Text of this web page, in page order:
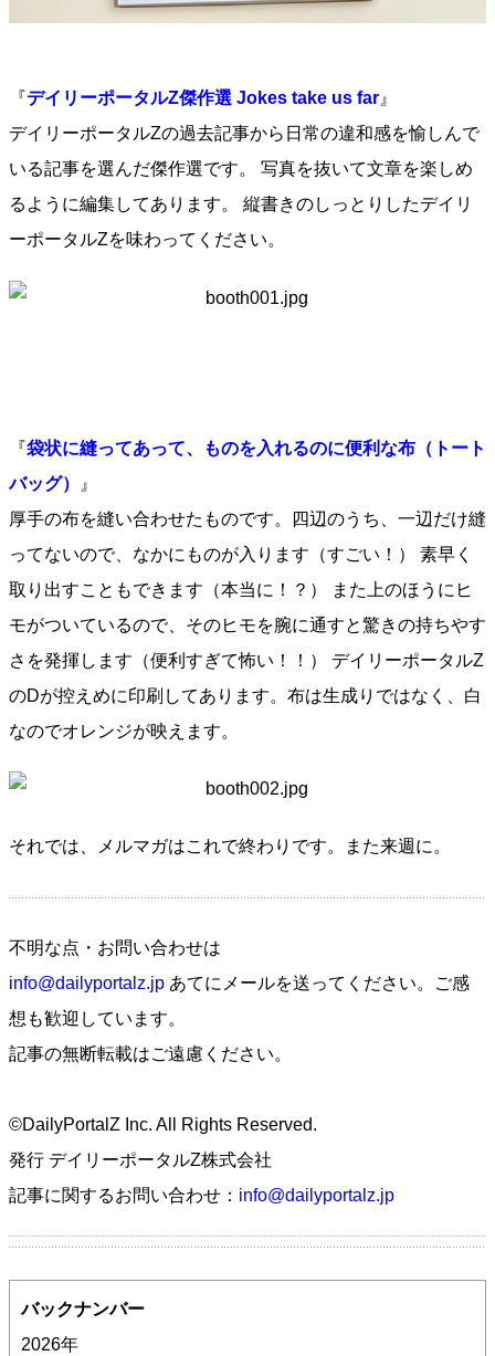
『デイリーポータルZ傑作選 Jokes take us far 』
デイリーポータルZの過去記事から日常の違和感を愉しんで
いる記事を選んだ傑作選です。 写真を抜いて文章を楽しめ
るように編集してあります。 縦書きのしっとりしたデイリ
ーポータルZを味わってください。
『袋状に縫ってあって、ものを入れるのに便利な布（トート
バッグ）
』
厚手の布を縫い合わせたものです。四辺のうち、一辺だけ縫
ってないので、なかにものが入ります（すごい！） 素早く
取り出すこともできます（本当に！？） また上のほうにヒ
モがついているので、そのヒモを腕に通すと驚きの持ちやす
さを発揮します（便利すぎて怖い！！） デイリーポータルZ
のDが控えめに印刷してあります。布は生成りではなく、白
なのでオレンジが映えます。
それでは、メルマガはこれで終わりです。また来週に。
不明な点・お問い合わせは
info@dailyportalz.jp あてにメールを送ってください。ご感
想も歓迎しています。
記事の無断転載はご遠慮ください。
©DailyPortalZ Inc. All Rights Reserved.
発行 デイリーポータルZ株式会社
記事に関するお問い合わせ： info@dailyportalz.jp
バックナンバー
2026年